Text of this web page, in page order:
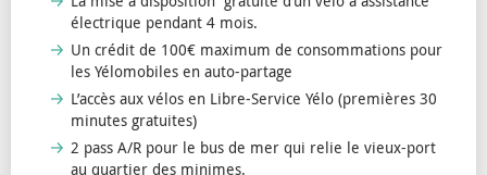
électrique pendant 4 mois.
Un crédit de 100€ maximum de consommations pour
les Yélomobiles en auto-partage
L’accès aux vélos en Libre-Service Yélo (premières 30
minutes gratuites)
2 pass A/R pour le bus de mer qui relie le vieux-port
au quartier des minimes.